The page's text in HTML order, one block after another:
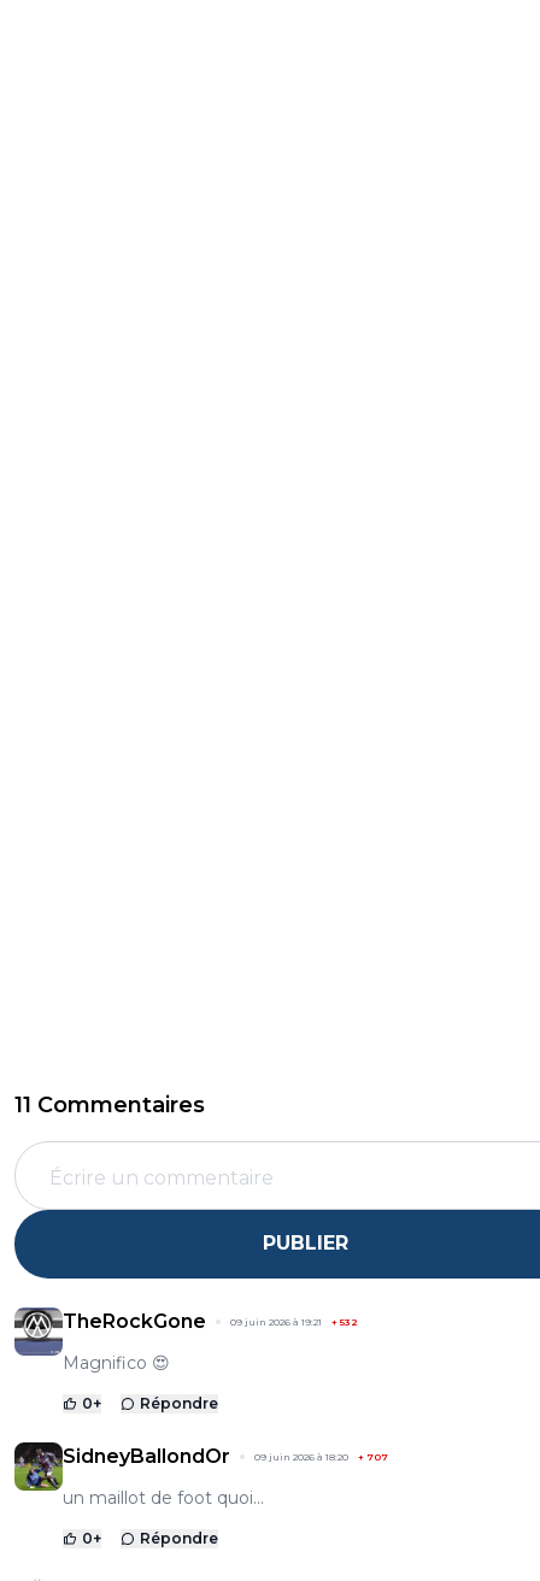
11 Commentaires
PUBLIER
TheRockGone 09 juin 2026 à 19:21 + 532
Magnifico 😍
0+ Répondre
SidneyBallondOr 09 juin 2026 à 18:20 + 707
un maillot de foot quoi...
0+ Répondre